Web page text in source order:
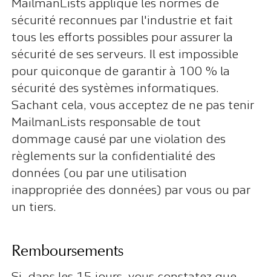
MailmanLists applique les normes de
sécurité reconnues par l'industrie et fait
tous les efforts possibles pour assurer la
sécurité de ses serveurs. Il est impossible
pour quiconque de garantir à 100 % la
sécurité des systèmes informatiques.
Sachant cela, vous acceptez de ne pas tenir
MailmanLists responsable de tout
dommage causé par une violation des
règlements sur la confidentialité des
données (ou par une utilisation
inappropriée des données) par vous ou par
un tiers.
Remboursements